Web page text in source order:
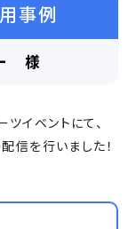
事例
様
イベントにて、
信を行いました！